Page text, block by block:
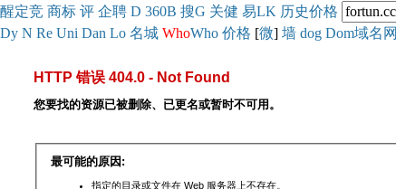
醒定竞 商标 评 企聘 D 360B 搜G 关健 易LK 历史价格
Dy N Re Uni Dan Lo 名城 WhoWho 价格 [微] 墙 dog Dom域名网